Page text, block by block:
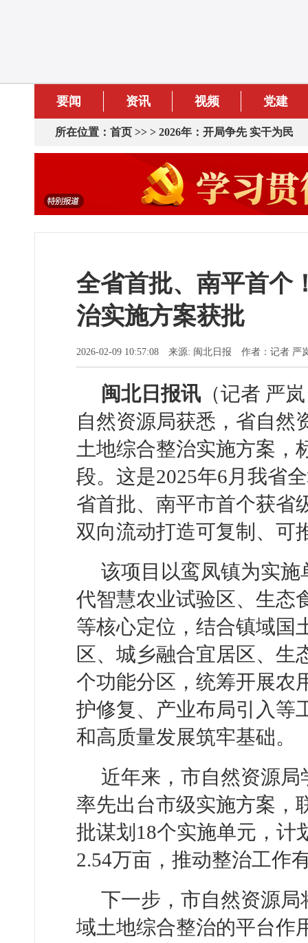
要闻 资讯 视频 党建
所在位置： 首页 >> > 2026年：开局争先 实干为民
全省首批、南平首个
治实施方案获批
2026-02-09 10:57:08 来源: 闽北日报 作者：记者 严
闽北日报讯 （记者 严
自然资源局获悉，省自然
土地综合整治实施方案，
段。这是2025年6月我省
省首批、南平市首个获省
双向流动打造可复制、可
该项目以鸾凤镇为实
代智慧农业试验区、生态
等核心定位，结合镇域国
区、城乡融合宜居区、生
个功能分区，统筹开展农
护修复、产业布局引入等
和高质量发展筑牢基础。
近年来，市自然资源局
率先出台市级实施方案，
批谋划18个实施单元，计
2.54万亩，推动整治工作
下一步，市自然资源
域土地综合整治的平台作